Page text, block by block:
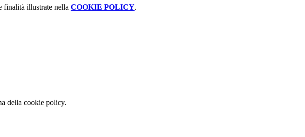
finalità illustrate nella COOKIE POLICY.
della cookie policy.